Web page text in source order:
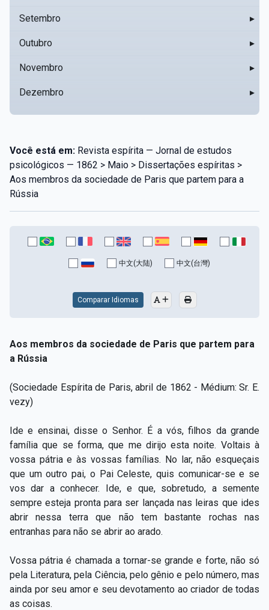
Setembro ▸
Outubro ▸
Novembro ▸
Dezembro ▸
Você está em: Revista espírita — Jornal de estudos
psicológicos — 1862 > Maio > Dissertações espíritas >
Aos membros da sociedade de Paris que partem para a
Rússia
中文(大陆) 中文(台灣)
Comparar Idiomas
Aos membros da sociedade de Paris que partem para
a Rússia
(Sociedade Espírita de Paris, abril de 1862 - Médium: Sr. E.
vezy)
Ide e ensinai, disse o Senhor. É a vós, filhos da grande
família que se forma, que me dirijo esta noite. Voltais à
vossa pátria e às vossas famílias. No lar, não esqueçais
que um outro pai, o Pai Celeste, quis comunicar-se e se
vos dar a conhecer. Ide, e que, sobretudo, a semente
sempre esteja pronta para ser lançada nas leiras que ides
abrir nessa terra que não tem bastante rochas nas
entranhas para não se abrir ao arado.
Vossa pátria é chamada a tornar-se grande e forte, não só
pela Literatura, pela Ciência, pelo gênio e pelo número, mas
ainda por seu amor e seu devotamento ao criador de todas
as coisas.